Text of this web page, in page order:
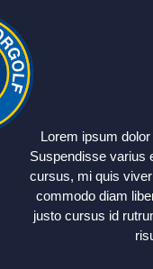
Lorem ipsum
Suspendisse varius
cursus, mi quis
commodo diam
justo cursus id